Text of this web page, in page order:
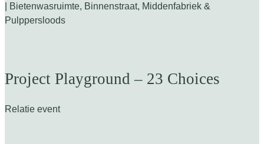
| Bietenwasruimte, Binnenstraat, Middenfabriek &
Pulppersloods
Project Playground – 23 Choices
Relatie event